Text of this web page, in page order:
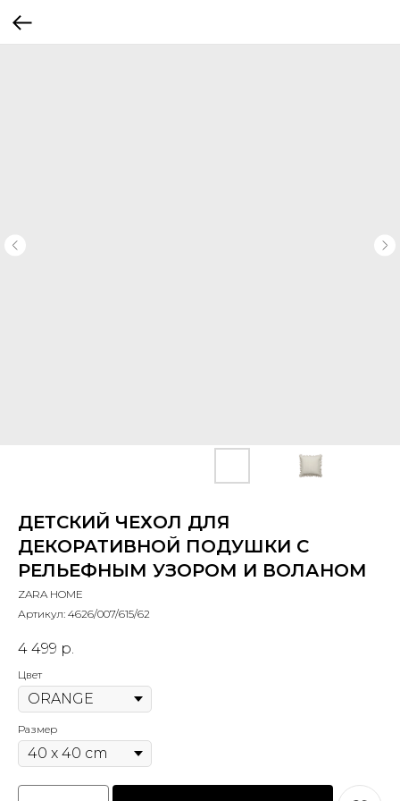
ДЕТСКИЙ ЧЕХОЛ ДЛЯ
ДЕКОРАТИВНОЙ ПОДУШКИ С
РЕЛЬЕФНЫМ УЗОРОМ И ВОЛАНОМ
ZARA HOME
Артикул: 4626/007/615/62
4 499 р.
Цвет
Размер